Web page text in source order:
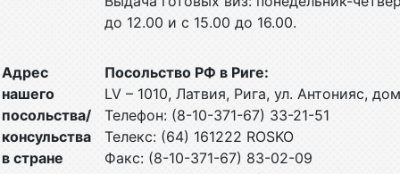
до 12.00 и с 15.00 до 16.00.
Адрес
нашего
посольства/
консульства
в стране
Посольство РФ в Риге:
LV – 1010, Латвия, Рига, ул. Антонияс,
Телефон: (8-10-371-67) 33-21-51
Телекс: (64) 161222 ROSKO
Факс: (8-10-371-67) 83-02-09